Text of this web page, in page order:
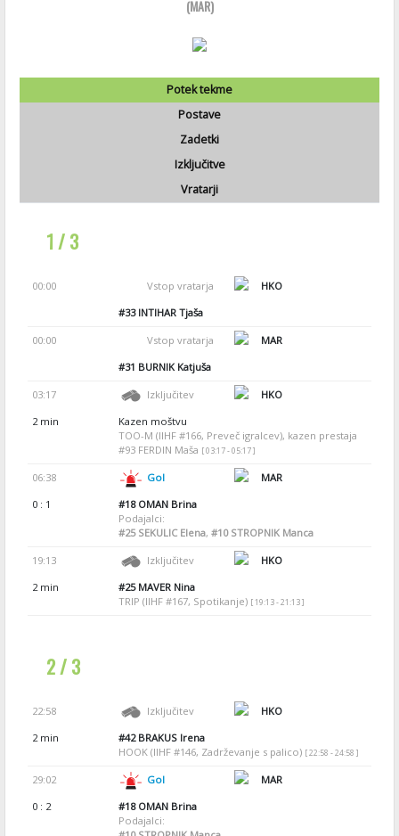
(MAR)
Potek tekme
Postave
Zadetki
Izključitve
Vratarji
1 / 3
00:00 Vstop vratarja
HKO
#33INTIHAR Tjaša
00:00 Vstop vratarja
MAR
#31 BURNIK Katjuša
03:17 Izključitev
HKO
2 min
Kazen moštvu
TOO-M (IIHF #166, Preveč igralcev), kazen prestaja
#93 FERDIN Maša [ 03:17 - 05:17 ]
06:38 Gol
MAR
0 : 1
#18OMAN Brina
Podajalci:
#25SEKULIC Elena, #10STROPNIK Manca
19:13 Izključitev
HKO
2 min
#25MAVER Nina
TRIP (IIHF #167, Spotikanje) [ 19:13 - 21:13 ]
2 / 3
22:58 Izključitev
HKO
2 min
#42BRAKUS Irena
HOOK (IIHF #146, Zadrževanje s palico) [ 22:58 - 24:58 ]
29:02 Gol
MAR
0 : 2
#18OMAN Brina
Podajalci: